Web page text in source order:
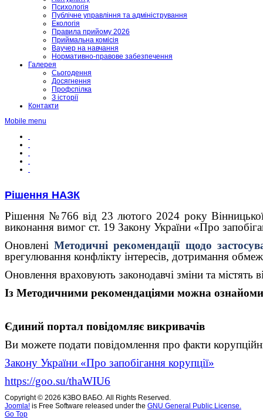
Психологія
Публічне управління та адміністрування
Екологія
Правила прийому 2026
Приймальна комісія
Ваучер на навчання
Нормативно-правове забезпечення
Галерея
Сьогодення
Досягнення
Профспілка
З історії
Контакти
Mobile menu
Рішення НАЗК
Рішення №766 від 23 лютого 2024 року
виконання вимог ст. 19 Закону України «Про
ОновленіМетодичні рекомендації щодо
врегулювання конфлікту інтересів, дотримання
Оновлення враховують законодавчі зміни та містять
Із Методичними рекомендаціями можна
Єдиний портал повідомляє викривачів
Ви можете подати повідомлення про факти
Закону України «Про запобігання корупції»
https://goo.su/thaWIU6
Copyright © 2026 КЗВО ВАБО. All Rights Reserved.
Joomla! is Free Software released under the GNU General Public License.
Go Top